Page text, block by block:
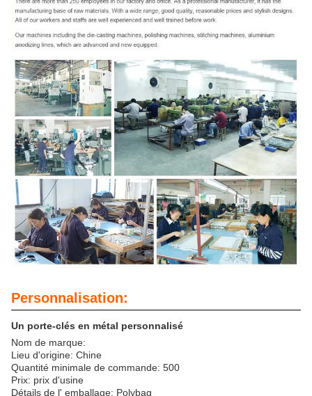
Personnalisation:
Un porte-clés en métal personnalisé
Nom de marque:
Lieu d'origine: Chine
Quantité minimale de commande: 500
Prix: prix d'usine
Détails de l' emballage: Polybag